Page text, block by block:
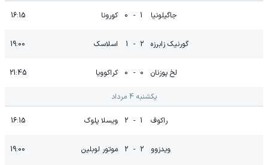
جاگیلونیا 1
-
0 کورونا 16:15
گورنیک زابرزه 2
-
1 اسلاسک 19:00
لخ پوزنان 0
-
0 کراکوویا 21:45
یکشنبه 4 مرداد
راکوف 1
-
2 ویسلا پلوک 16:15
ویدزوو 2
-
2 موتور لوبلین 19:00